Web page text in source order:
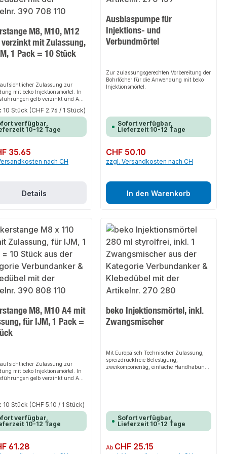
M8, M10, M12
mit Zulassung,
1 Pack = 10 Stück
Zulassung zur
mit beko Injektionsmörtel. In
gelb verzinkt und A4
10 Stück (CHF 2.76 / 1 Stück)
verfügbar,
10-12 Tage
Preis:
35.65
nach CH
Details
Ausblaspumpe für
Injektions- und
Verbundmörtel
Zur zulassungsgerechten Vorbereitung der
Bohrlöcher für die Anwendung mit beko
Injektionsmörtel.
Sofort verfügbar,
Lieferzeit 10-12 Tage
Regulärer Preis:
CHF 50.10
zzgl. Versandkosten nach CH
In den Warenkorb
M8, M10 A4 mit
für IJM, 1 Pack =
Zulassung zur
mit beko Injektionsmörtel. In
gelb verzinkt und A4
10 Stück (CHF 5.10 / 1 Stück)
verfügbar,
10-12 Tage
Preis:
61.28
beko Injektionsmörtel, inkl.
Zwangsmischer
Mit Europäisch Technischer Zulassung,
spreizdruckfreie Befestigung,
zweikomponentig, einfache Handhabung
Öffnungsvorrichtung,
wiederverschließbare Kartusche,
wasserundurchlässige Verbindung,
extrem schnelle
Sofort verfügbar,
Lieferzeit 10-12 Tage
Regulärer Preis:
Ab CHF 25.15